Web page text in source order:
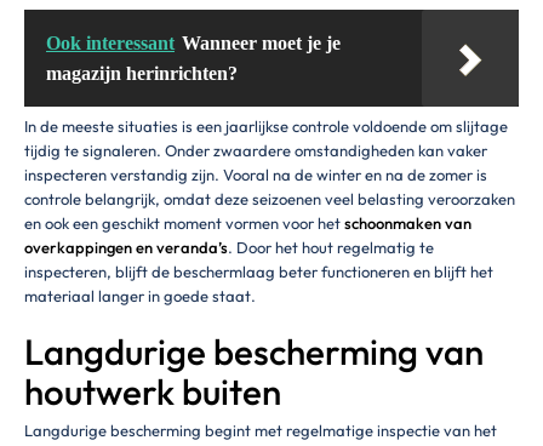
Ook interessant Wanneer moet je je
magazijn herinrichten?
In de meeste situaties is een jaarlijkse controle voldoende om slijtage
tijdig te signaleren. Onder zwaardere omstandigheden kan vaker
inspecteren verstandig zijn. Vooral na de winter en na de zomer is
controle belangrijk, omdat deze seizoenen veel belasting veroorzaken
en ook een geschikt moment vormen voor hetschoonmaken van
overkappingen en veranda’s. Door het hout regelmatig te
inspecteren, blijft de beschermlaag beter functioneren en blijft het
materiaal langer in goede staat.
Langdurige bescherming van
houtwerk buiten
Langdurige bescherming begint met regelmatige inspectie van het